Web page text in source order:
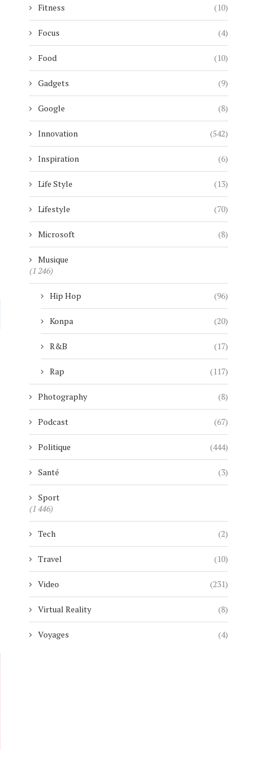
Fitness (10)
Focus (4)
Food (10)
Gadgets (9)
Google (8)
Innovation (542)
Inspiration (6)
Life Style (13)
Lifestyle (70)
Microsoft (8)
Musique
(1 246)
Hip Hop (96)
Konpa (20)
R&B (17)
Rap (117)
Photography (8)
Podcast (67)
Politique (444)
Santé (3)
Sport
(1 446)
Tech (2)
Travel (10)
Video (231)
Virtual Reality (8)
Voyages (4)